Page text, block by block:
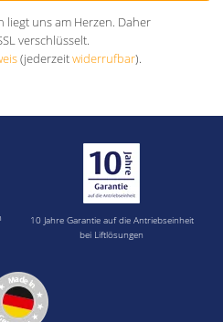
liegt uns am Herzen. Daher
verschlüsselt.
(jederzeitwiderrufbar).
10 Jahre Garantie auf die Antriebseinheit
bei Liftlösungen